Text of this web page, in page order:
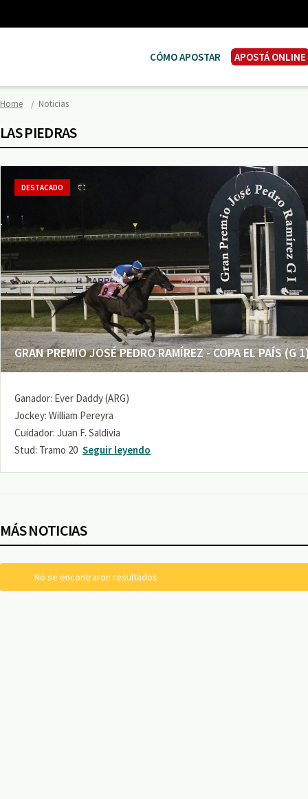
CÓMO APOSTAR APOSTÁ ONLINE
Home Noticias
LAS PIEDRAS
GRAN PREMIO JOSÉ PEDRO RAMÍREZ - COPA EL PAÍS (G
DESTACADO
Ganador: Ever Daddy (ARG)
Jockey: William Pereyra
Cuidador: Juan F. Saldivia
Stud: Tramo 20 Seguir leyendo
MÁS NOTICIAS
No se encontraron resultados